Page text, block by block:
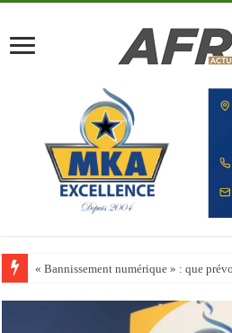
Happy City Index 2026 : aucune ville